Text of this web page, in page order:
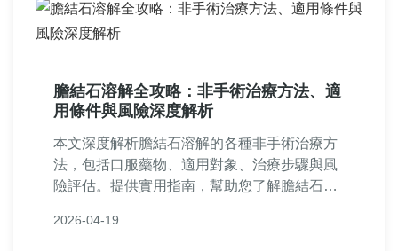
膽結石溶解全攻略：非手術治療方法、適
用條件與風險深度解析
本文深度解析膽結石溶解的各種非手術治療方
法，包括口服藥物、適用對象、治療步驟與風
險評估。提供實用指南，幫助您了解膽結石溶
享，助您做出明智醫療決策。內容涵蓋膽結石
2026-04-19